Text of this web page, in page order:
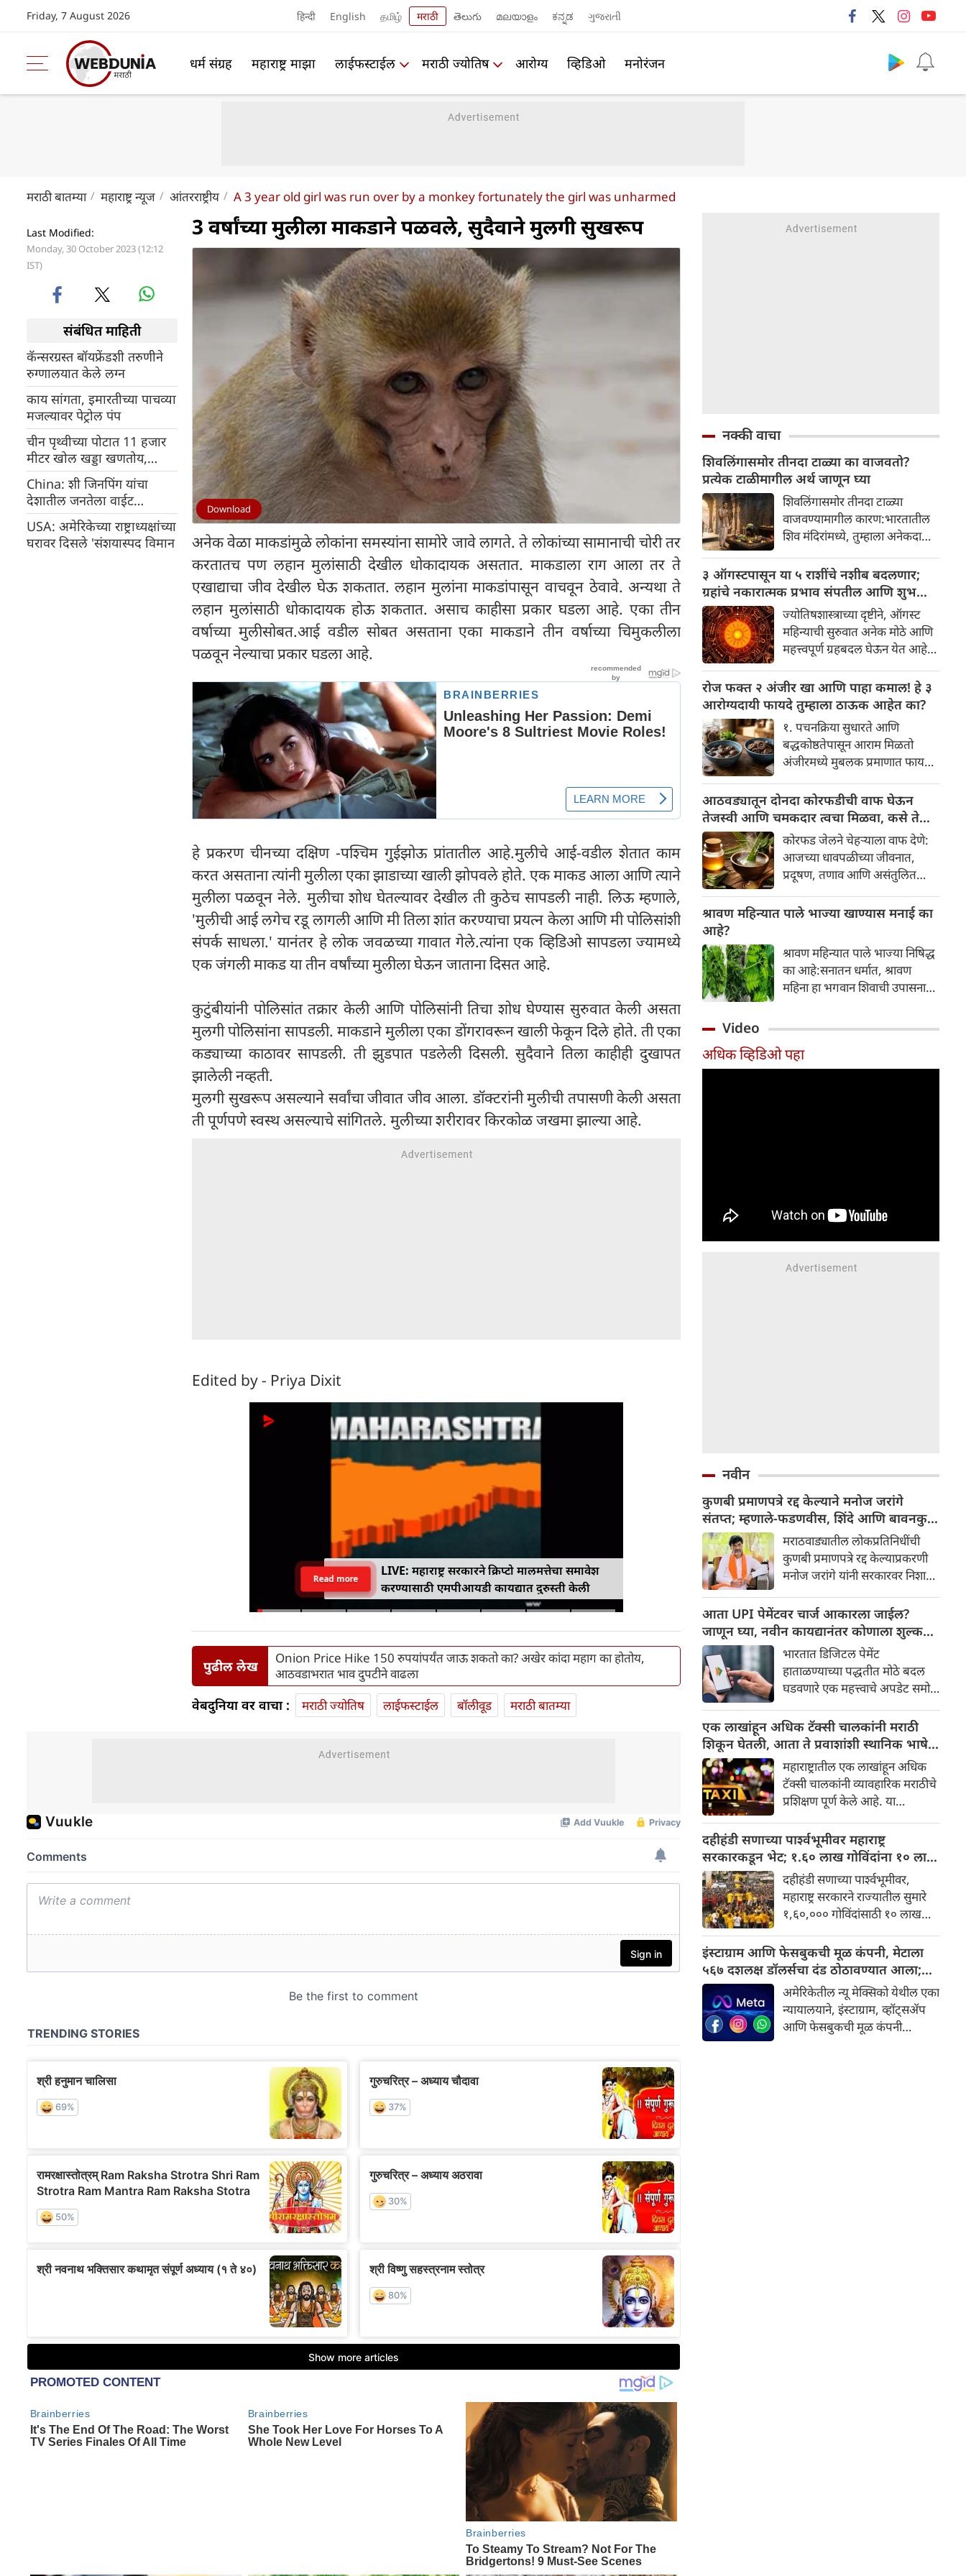
Friday, 7 August 2026 हिन्दी English தமிழ் मराठी తెలుగు മലയാളം ಕನ್ನಡ ગુજરાતી
धर्म संग्रह महाराष्ट्र माझा लाईफस्टाईल मराठी ज्योतिष आरोग्य व्हिडिओ मनोरंजन
मराठी बातम्या महाराष्ट्र न्यूज आंतरराष्ट्रीय A 3 year old girl was run over by a monkey fortunately the girl was unharmed
Last Modified:
Monday, 30 October 2023 (12:12
IST)
संबंधित माहिती
कॅन्सरग्रस्त बॉयफ्रेंडशी तरुणीने
रुग्णालयात केले लग्न
काय सांगता, इमारतीच्या पाचव्या
मजल्यावर पेट्रोल पंप
चीन पृथ्वीच्या पोटात 11 हजार
मीटर खोल खड्डा खणतोय,
कारण...
China: शी जिनपिंग यांचा
देशातील जनतेला वाईट
परिस्थितीसाठी सज्ज राहण्याचा
इशारा
USA: अमेरिकेच्या राष्ट्राध्यक्षांच्या
घरावर दिसले 'संशयास्पद विमान
3 वर्षांच्या मुलीला माकडाने पळवले, सुदैवाने मुलगी सुखरूप
Download
अनेक वेळा माकडांमुळे लोकांना समस्यांना सामोरे जावे लागते. ते लोकांच्या सामानाची चोरी तर
करतातच पण लहान मुलांसाठी देखील धोकादायक असतात. माकडाला राग आला तर ते
एखाद्याचा जीव देखील घेऊ शकतात. लहान मुलांना माकडांपासून वाचवून ठेवावे. अन्यथा ते
लहान मुलांसाठी धोकादायक होऊ शकतात. असाच काहीसा प्रकार घडला आहे. एका तीन
वर्षाच्या मुलीसोबत.आई वडील सोबत असताना एका माकडाने तीन वर्षाच्या चिमुकलीला
पळवून नेल्याचा प्रकार घडला आहे.
हे प्रकरण चीनच्या दक्षिण -पश्चिम गुईझोऊ प्रांतातील आहे.मुलीचे आई-वडील शेतात काम
करत असताना त्यांनी मुलीला एका झाडाच्या खाली झोपवले होते. एक माकड आला आणि त्याने
मुलीला पळवून नेले. मुलीचा शोध घेतल्यावर देखील ती कुठेच सापडली नाही. लिऊ म्हणाले,
'मुलीची आई लगेच रडू लागली आणि मी तिला शांत करण्याचा प्रयत्न केला आणि मी पोलिसांशी
संपर्क साधला.' यानंतर हे लोक जवळच्या गावात गेले.त्यांना एक व्हिडिओ सापडला ज्यामध्ये
एक जंगली माकड या तीन वर्षांच्या मुलीला घेऊन जाताना दिसत आहे.
कुटुंबीयांनी पोलिसांत तक्रार केली आणि पोलिसांनी तिचा शोध घेण्यास सुरुवात केली असता
मुलगी पोलिसांना सापडली. माकडाने मुलीला एका डोंगरावरून खाली फेकून दिले होते. ती एका
कड्याच्या काठावर सापडली. ती झुडपात पडलेली दिसली. सुदैवाने तिला काहीही दुखापत
झालेली नव्हती.
मुलगी सुखरूप असल्याने सर्वांचा जीवात जीव आला. डॉक्टरांनी मुलीची तपासणी केली असता
ती पूर्णपणे स्वस्थ असल्याचे सांगितले. मुलीच्या शरीरावर किरकोळ जखमा झाल्या आहे.
Edited by - Priya Dixit
LIVE: महाराष्ट्र सरकारने क्रिप्टो मालमत्तेचा समावेश
करण्यासाठी एमपीआयडी कायद्यात दुरुस्ती केली
Read more
पुढील लेख
Onion Price Hike 150 रुपयांपर्यंत जाऊ शकतो का? अखेर कांदा महाग का होतोय,
आठवडाभरात भाव दुपटीने वाढला
वेबदुनिया वर वाचा : मराठी ज्योतिष लाईफस्टाईल बॉलीवूड मराठी बातम्या
नक्की वाचा
शिवलिंगासमोर तीनदा टाळ्या का वाजवतो?
प्रत्येक टाळीमागील अर्थ जाणून घ्या
शिवलिंगासमोर तीनदा टाळ्या
वाजवण्यामागील कारण:भारतातील
शिव मंदिरांमध्ये, तुम्हाला अनेकदा
वाजवताना दिसतील. ही एक सामान्य
प्रथा आहे, पण तुम्ही कधी विचार
केला आहे का की यामागे काय रहस्य
आहे आणि प्रत्येक टाळीचा अर्थ काय
आहे? हा केवळ एक विधी नाही, तर
यामागे खोलवर रुजलेल्या पौराणिक
श्रद्धा, आध्यात्मिक अर्थ आणि काही
वैज्ञानिक तर्कदेखील आहेत. चला, या
अनोख्या परंपरेमागील अर्थ
सविस्तरपणे समजून घेऊया.
३ ऑगस्टपासून या ५ राशींचे नशीब बदलणार;
ग्रहांचे नकारात्मक प्रभाव संपतील आणि शुभ
दिवसांची सुरुवात होईलज्योतिषशास्त्राच्या दृष्टीने, ऑगस्ट
महिन्याची सुरुवात अनेक मोठे आणि
महत्त्वपूर्ण ग्रहबदल घेऊन येत आहे.
हालचाल अनेक राशींच्या जीवनात
सकारात्मक बदल घडवून आणणार
आहे. विशेषतः ३ ऑगस्ट रोजी एक
अत्यंत दुर्मिळ आणि फलदायी
ग्रहस्थिती (संयोग) तयार होत आहे.
या दिवशी तयार होणारे शुभ योग,
ग्रहांची स्थिती आणि या गोचरमुळे
ज्यांचे नशीब उजळणार आहे अशा
भाग्यवान राशींबद्दल आपण जाणून
घेऊया!
रोज फक्त २ अंजीर खा आणि पाहा कमाल! हे ३
आरोग्यदायी फायदे तुम्हाला ठाऊक आहेत का?
१. पचनक्रिया सुधारते आणि
बद्धकोष्ठतेपासून आराम मिळतो
अंजीरमध्ये मुबलक प्रमाणात फायबर
बद्धकोष्ठता, गॅस किंवा अपचनाचा
त्रास होत असेल, तर अंजीर
तुमच्यासाठी वरदान ठरू शकते. हे
आतड्यांची स्वच्छता ठेवण्यास मदत
करते. पचनसंस्था मजबूत करून पोट
साफ होण्यास मदत करते.
आठवड्यातून दोनदा कोरफडीची वाफ घेऊन
तेजस्वी आणि चमकदार त्वचा मिळवा, कसे ते
जाणून घ्या
कोरफड जेलने चेहऱ्याला वाफ देणे:
आजच्या धावपळीच्या जीवनात,
प्रदूषण, तणाव आणि असंतुलित
नकारात्मक परिणाम होऊ शकतो.
होते, ज्यामुळे निस्तेजपणा, मुरुमे
आणि ब्लॅकहेड्स यांसारख्या समस्या
निर्माण होतात.
श्रावण महिन्यात पाले भाज्या खाण्यास मनाई का
आहे?
श्रावण महिन्यात पाले भाज्या निषिद्ध
का आहे:सनातन धर्मात, श्रावण
महिना हा भगवान शिवाची उपासना
दानधर्म आणि सात्विक जीवनशैलीचे
पालन करतात.
Video
अधिक व्हिडिओ पहा
नवीन
कुणबी प्रमाणपत्रे रद्द केल्याने मनोज जरांगे
संतप्त; म्हणाले-फडणवीस, शिंदे आणि बावनकुळे
यांनी कट रचला मराठवाड्यातील लोकप्रतिनिधींची
कुणबी प्रमाणपत्रे रद्द केल्याप्रकरणी
मनोज जरांगे यांनी सरकारवर निशाणा
आणि बावनकुळे यांनी हे आरोप
फेटाळून लावले आहे.
आता UPI पेमेंटवर चार्ज आकारला जाईल?
जाणून घ्या, नवीन कायद्यानंतर कोणाला शुल्क
आकारले जाईल आणि कोणाला नाही
भारतात डिजिटल पेमेंट
हाताळण्याच्या पद्धतीत मोठे बदल
घडवणारे एक महत्त्वाचे अपडेट समोर
आकारणी आणि इतर कायदे
(सुधारणा) विधेयक' मंजूर केले आहे,
या नवीन कायदेशीर निर्णयामुळे
जनतेमध्ये प्रश्न निर्माण झाले आहे
आता रोजच्या UPI पेमेंटवर
अतिरिक्त शुल्क आकारले जाईल
का? या नवीन विधेयकाचा तपशील
आणि त्याचा तुमच्या बँक खात्यांवर
कसा परिणाम होईल हे जाणून घ्या....
एक लाखांहून अधिक टॅक्सी चालकांनी मराठी
शिकून घेतली, आता ते प्रवाशांशी स्थानिक भाषेत
संवाद साधतील महाराष्ट्रातील एक लाखांहून अधिक
टॅक्सी चालकांनी व्यावहारिक मराठीचे
प्रशिक्षण पूर्ण केले आहे. या
यांच्यातील संवाद सुधारेल आणि
सेवेची गुणवत्ता वाढेल.
दहीहंडी सणाच्या पार्श्वभूमीवर महाराष्ट्र
सरकारकडून भेट; १.६० लाख गोविंदांना १० लाख
रुपयांपर्यंतचे विमा संरक्षण मिळणार
दहीहंडी सणाच्या पार्श्वभूमीवर,
महाराष्ट्र सरकारने राज्यातील सुमारे
१,६०,००० गोविंदांसाठी १० लाख
घोषणा केली आहे. सणादरम्यान मनोरे
बनवताना अपघात किंवा आपत्कालीन
परिस्थिती उद्भवल्यास आर्थिक मदत
देण्याच्या उद्देशाने हे संरक्षण देण्यात
आले आहे. अशी महत्वाची माहिती
समोर आली आहे.
इंस्टाग्राम आणि फेसबुकची मूळ कंपनी, मेटाला
५६७ दशलक्ष डॉलर्सचा दंड ठोठावण्यात आला;
वाचा
अमेरिकेतील न्यू मेक्सिको येथील एका
न्यायालयाने, इंस्टाग्राम, व्हॉट्सॲप
आणि फेसबुकची मूळ कंपनी